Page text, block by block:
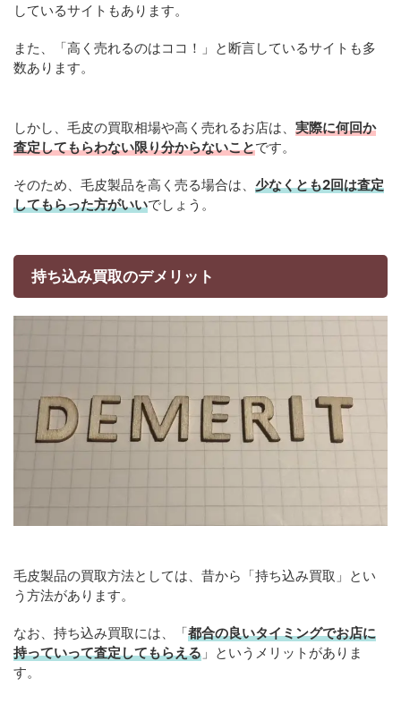
しているサイトもあります。
また、「高く売れるのはココ！」と断言しているサイトも多
数あります。
しかし、毛皮の買取相場や高く売れるお店は、 実際に何回か
査定してもらわない限り分からないことです。
そのため、毛皮製品を高く売る場合は、 少なくとも2回は査定
してもらった方がいいでしょう。
持ち込み買取のデメリット
毛皮製品の買取方法としては、昔から「持ち込み買取」とい
う方法があります。
なお、持ち込み買取には、「都合の良いタイミングでお店に
持っていって査定してもらえる 」というメリットがありま
す。